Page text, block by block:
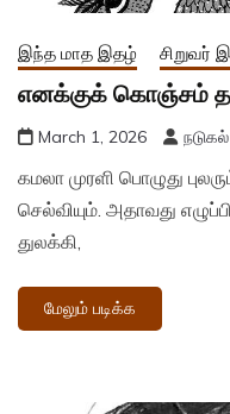
இந்த மாத இதழ் சிறுவர்
எனக்குக் கொஞ்சம்
March 1, 2026 நடுகல்
கமலா முரளி பொழுது
செல்வியும். அதாவது
துலக்கி,
மேலும் படிக்க